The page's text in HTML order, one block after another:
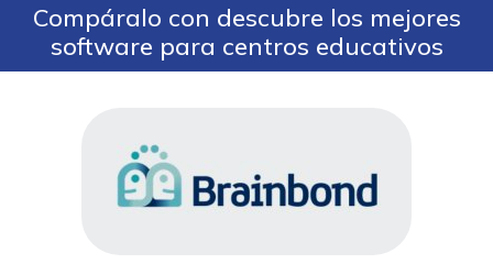
Compáralo con descubre los mejores
software para centros educativos